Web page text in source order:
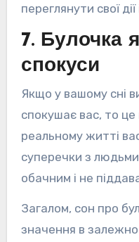
переглянути свої
7. Булочка
спокуси
Якщо у вашому сні
спокушає вас, то
реальному житті
суперечки з
обачним і не
Загалом, сон про
значення в